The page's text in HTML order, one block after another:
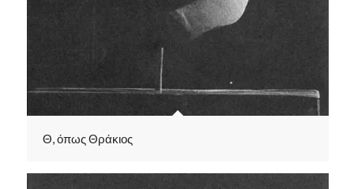
Θ, όπως Θράκιος